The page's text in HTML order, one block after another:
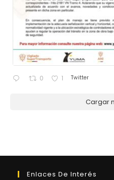
0 1 Twitter
Cargar
Enlaces De Interés